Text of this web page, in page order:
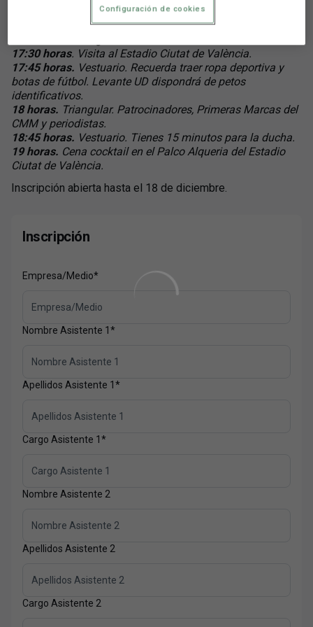
“La fortaleza mental ante los grandes retos” con
17:30 horas. Visita al Estadio Ciutat de València.
17:45 horas. Vestuario. Recuerda traer ropa deportiva y
botas de fútbol. Levante UD dispondrá de petos
identificativos.
18 horas. Triangular. Patrocinadores, Primeras Marcas del
CMM y periodistas.
18:45 horas. Vestuario. Tienes 15 minutos para la ducha.
19 horas. Cena cocktail en el Palco Alqueria del Estadio
Ciutat de València.
Inscripción abierta hasta el 18 de diciembre.
Inscripción
Empresa/Medio*
Nombre Asistente 1 *
Apellidos Asistente 1 *
Cargo Asistente 1 *
Nombre Asistente 2
Apellidos Asistente 2
Cargo Asistente 2
Configuración de cookies